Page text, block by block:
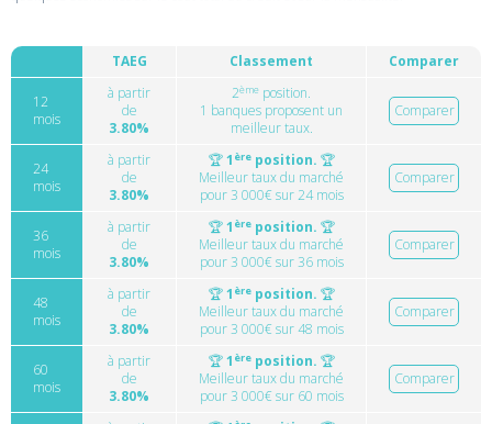
TAEG Classement Comparer
12
mois
à partir
de
3.80%
2ème position.
1 banques proposent un
meilleur taux.
Comparer
24
mois
à partir
de
3.80%
🏆1 èreposition. 🏆
Meilleur taux du marché
pour 3 000€ sur 24 mois
Comparer
36
mois
à partir
de
3.80%
🏆1 èreposition. 🏆
Meilleur taux du marché
pour 3 000€ sur 36 mois
Comparer
48
mois
à partir
de
3.80%
🏆1 èreposition. 🏆
Meilleur taux du marché
pour 3 000€ sur 48 mois
Comparer
60
mois
à partir
de
3.80%
🏆1 èreposition. 🏆
Meilleur taux du marché
pour 3 000€ sur 60 mois
Comparer